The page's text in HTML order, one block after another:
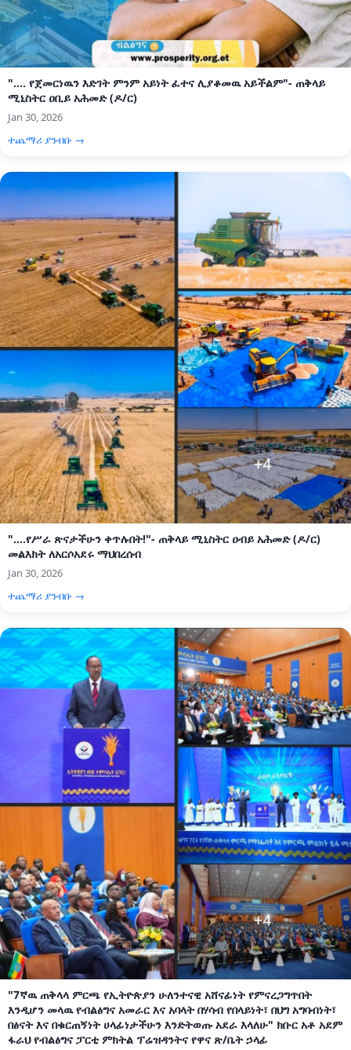
".... የጀመርነዉን እድገት ምንም አይነት ፈተና ሊያቆመዉ አይችልም"- ጠቅላይ
ሚኒስትር ዐቢይ አሕመድ (ዶ/ር)
Jan 30, 2026
ተጨማሪ ያንብቡ →
"....የሥራ ጽናታችሁን ቀጥሉበት!"- ጠቅላይ ሚኒስትር ዐብይ አሕመድ (ዶ/ር)
መልእክት ለአርሶአደሩ ማህበረሰብ
Jan 30, 2026
ተጨማሪ ያንብቡ →
"7ኛዉ ጠቅላላ ምርጫ የኢትዮጵያን ሁለንተናዊ አሸናፊነት የምናረጋግጥበት
እንዲሆን መላዉ የብልፅግና አመራር እና አባላት በሃሳብ የበላይነት፣ በህግ አግባብነት፣
በፅናት እና በቁርጠኝነት ሀላፊነታችሁን እንድትወጡ አደራ እላለሁ" ክቡር አቶ አደም
ፋራህ የብልፅግና ፓርቲ ምክትል ፕሬዝዳንትና የዋና ጽ/ቤት ኃላፊ